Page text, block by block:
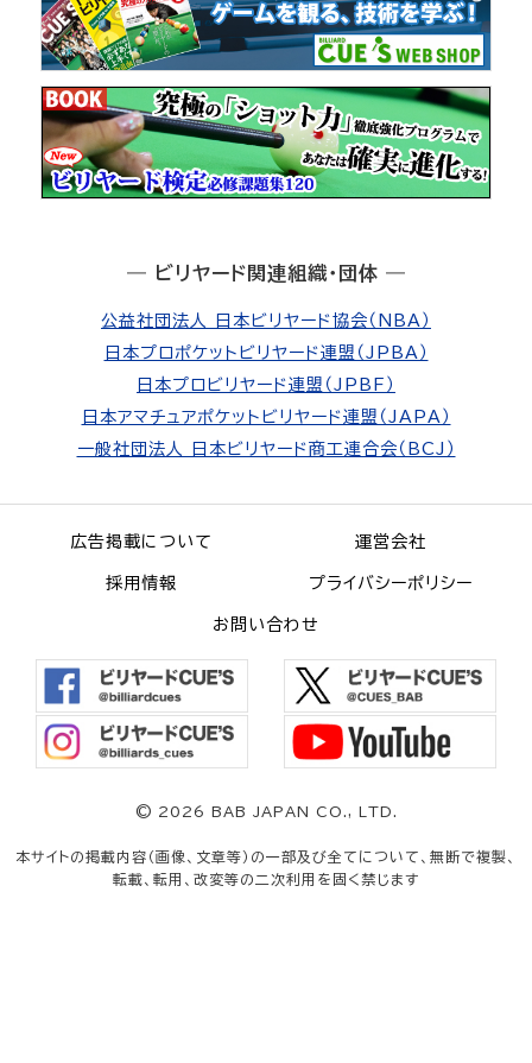
― ビリヤード関連組織・団体 ―
公益社団法人 日本ビリヤード協会（NBA）
日本プロポケットビリヤード連盟（JPBA）
日本プロビリヤード連盟（JPBF）
日本アマチュアポケットビリヤード連盟（JAPA）
一般社団法人 日本ビリヤード商工連合会（BCJ）
広告掲載について 運営会社
採用情報 プライバシーポリシー
お問い合わせ
© 2026 BAB JAPAN CO., LTD.
本サイトの掲載内容（画像、文章等）の一部及び全てについて、無断で複製、
転載、転用、改変等の二次利用を固く禁じます